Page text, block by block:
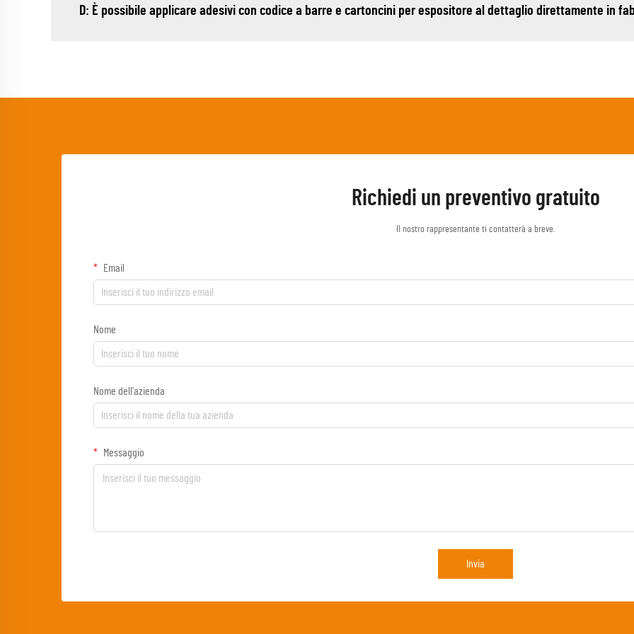
D: È possibile applicare adesivi con codice a barre e cartoncini per espositore al dettaglio direttamente in
Richiedi un preventivo gratuito
Il nostro rappresentante ti contatterà a breve.
Email
Nome
Nome dell'azienda
Messaggio
Invia